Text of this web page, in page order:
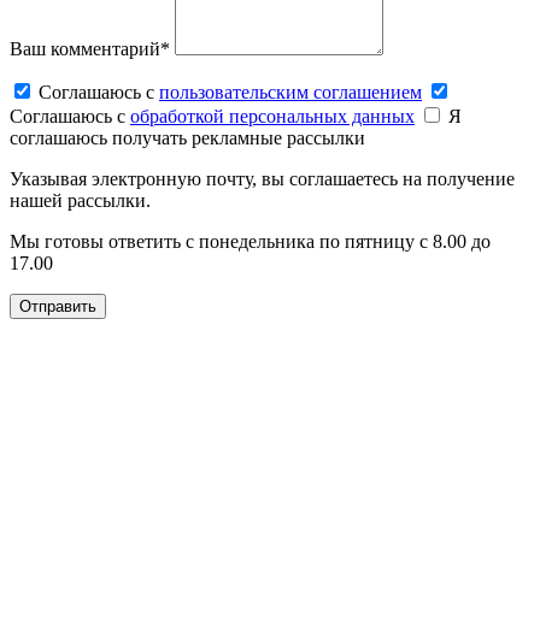
Ваш комментарий*
Соглашаюсь c пользовательским соглашением
Соглашаюсь c обработкой персональных данных
Я
соглашаюсь получать рекламные рассылки
Указывая электронную почту, вы соглашаетесь на получение
нашей рассылки.
Мы готовы ответить с понедельника по пятницу с 8.00 до
17.00